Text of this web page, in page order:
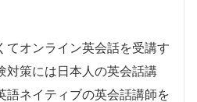
てオンライン英会話を受講す
対策には日本人の英会話講
語ネイティブの英会話講師を